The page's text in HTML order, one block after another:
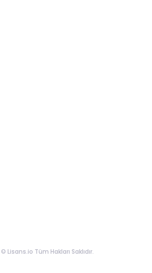
© Lisans.io Tüm Hakları Saklıdır.